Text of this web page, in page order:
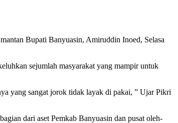
Bupati Banyuasin, Amiruddin Inoed, Selasa
sejumlah masyarakat yang mampir untuk
yang sangat jorok tidak layak di pakai, ” Ujar Pikri
dari aset Pemkab Banyuasin dan pusat oleh-